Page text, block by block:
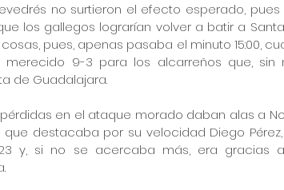
no surtieron el efecto esperado,
los gallegos lograrían volver a batir a
pues, apenas pasaba el minuto 15:00,
9-3 para los alcarreños que, sin
de Guadalajara.
en el ataque morado daban alas a
destacaba por su velocidad Diego
y, si no se acercaba más, era gracias